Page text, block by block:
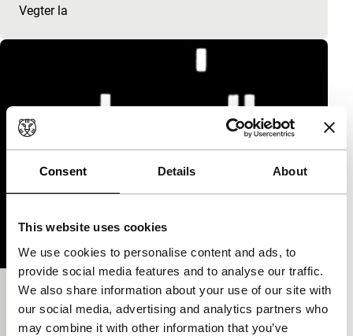
Consent Details About
This website uses cookies
We use cookies to personalise content and ads, to
provide social media features and to analyse our traffic.
We also share information about your use of our site with
our social media, advertising and analytics partners who
may combine it with other information that you’ve
Vegter la
Ponskaart polonaise
Signals: Regained